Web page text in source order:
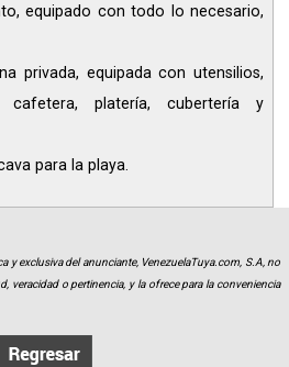
equipado con todo lo necesario,
privada, equipada con utensilios,
cafetera, platería, cubertería y
para la playa.
y exclusiva del anunciante, VenezuelaTuya.com, S.A, no
veracidad o pertinencia, y la ofrece para la conveniencia